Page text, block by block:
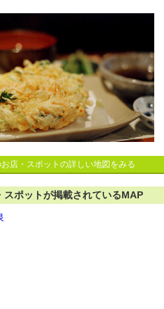
お店・スポットの詳しい地図をみる
スポットが掲載されているMAP